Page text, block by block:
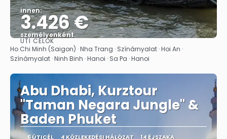
innen:
3.426 €
személyenként
Megnézem
ÚTI CÉLOK
Ho Chi Minh (Saigon) · Nha Trang · Színárnyalat · Hoi An ·
Színárnyalat · Ninh Binh · Hanoi · Sa Pa · Hanoi
Abu Dhabi, Kurztour
"Taman Negara Jungle" &
Baden Phuket
6 ÚTICÉL 4 KÖZLEKEDÉSI HÁLÓZAT 14 ÉJSZAKA